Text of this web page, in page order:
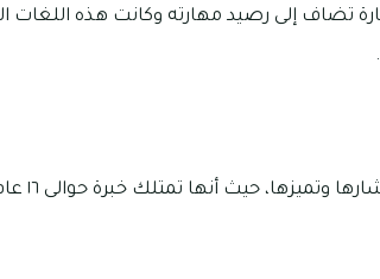
تضاف إلى رصيد مهارته وكانت هذه اللغات
تتميز